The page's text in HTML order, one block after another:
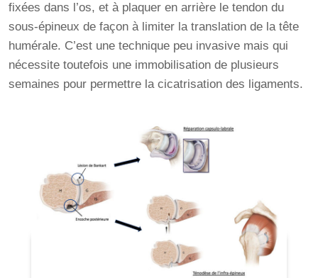
fixées dans l’os, et à plaquer en arrière le tendon du
sous-épineux de façon à limiter la translation de la tête
humérale. C’est une technique peu invasive mais qui
nécessite toutefois une immobilisation de plusieurs
semaines pour permettre la cicatrisation des ligaments.